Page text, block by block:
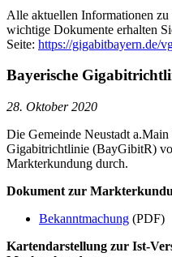
Alle aktuellen Informationen
wichtige Dokumente erhalten
Seite: https://gigabitbayern.de/
Bayerische
28. Oktober 2020
Die Gemeinde Neustadt
Gigabitrichtlinie (BayGibitR)
Markterkundung durch.
Dokument zur
Bekanntmachung (PDF)
Kartendarstellung zur Ist-